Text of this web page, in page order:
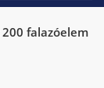
200 falazóelem